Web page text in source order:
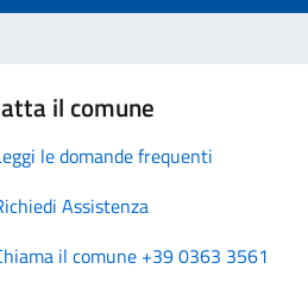
il comune
le domande frequenti
Assistenza
il comune +39 0363 3561